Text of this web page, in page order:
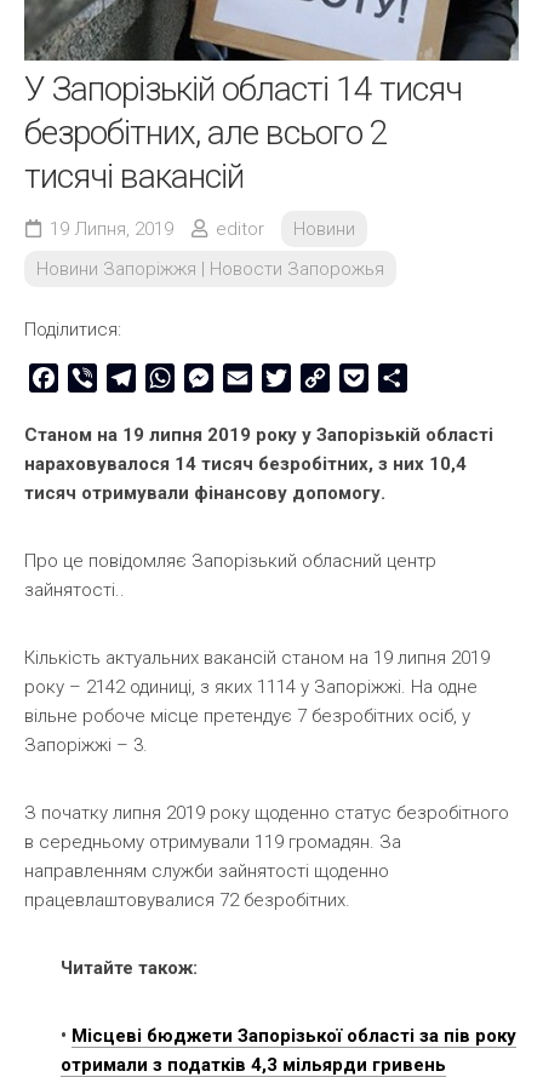
У Запорізькій області 14 тисяч
безробітних, але всього 2
тисячі вакансій
19 Липня, 2019 editor
Новини
Новини Запоріжжя | Новости Запорожья
Поділитися:
Facebook
Viber TelegramWhatsAppMessenger
Email TwitterCopy
Pocket
Станом на 19 липня 2019 року у Запорізькій області
нараховувалося 14 тисяч безробітних, з них 10,4
тисяч отримували фінансову допомогу.
Про це повідомляє Запорізький обласний центр
зайнятості..
Кількість актуальних вакансій станом на 19 липня 2019
року – 2142 одиниці, з яких 1114 у Запоріжжі. На одне
вільне робоче місце претендує 7 безробітних осіб, у
Запоріжжі – 3.
З початку липня 2019 року щоденно статус безробітного
в середньому отримували 119 громадян. За
направленням служби зайнятості щоденно
працевлаштовувалися 72 безробітних.
Читайте також:
• Місцеві бюджети Запорізької області за пів року
отримали з податків 4,3 мільярди гривень